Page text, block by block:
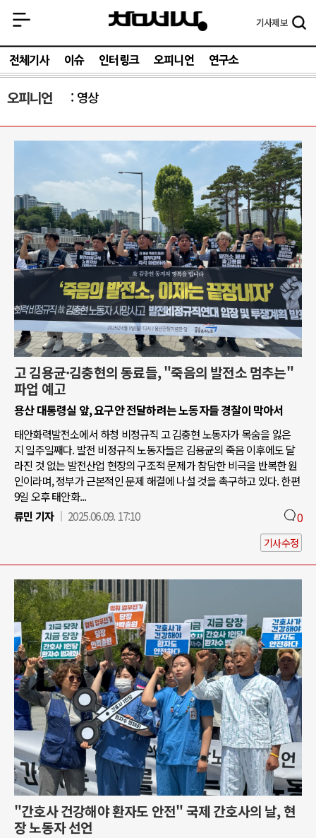
기사제보
전체기사 이슈 인터링크 오피니언 연구소
오피니언 영상
고 김용균·김충현의 동료들, "죽음의 발전소 멈추는"
파업 예고
용산 대통령실 앞, 요구안 전달하려는 노동자들 경찰이 막아서
태안화력발전소에서 하청 비정규직 고 김충현 노동자가 목숨을 잃은
지 일주일째다. 발전 비정규직 노동자들은 김용균의 죽음 이후에도 달
라진 것 없는 발전산업 현장의 구조적 문제가 참담한 비극을 반복한 원
인이라며, 정부가 근본적인 문제 해결에 나설 것을 촉구하고 있다. 한편
9일 오후 태안화...
류민 기자
2025.06.09. 17:10 0
기사수정
"간호사 건강해야 환자도 안전" 국제 간호사의 날, 현
장 노동자 선언